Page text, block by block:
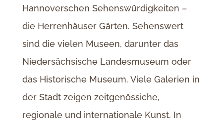
Hannoverschen Sehenswürdigkeiten –
die Herrenhäuser Gärten. Sehenswert
sind die vielen Museen, darunter das
Niedersächsische Landesmuseum oder
das Historische Museum. Viele Galerien in
der Stadt zeigen zeitgenössiche,
regionale und internationale Kunst. In